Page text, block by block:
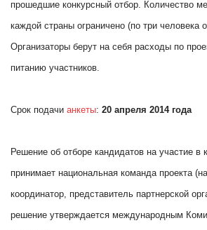
прошедшие конкурсный отбор. Количество
каждой страны ограничено (по три человека
Организаторы берут на себя расходы по
питанию участников.
Срок подачи анкеты: 20 апреля 2014 года
Решение об отборе кандидатов на участие в
принимает национальная команда проекта
координатор, представитель партнерской
решение утверждается международным